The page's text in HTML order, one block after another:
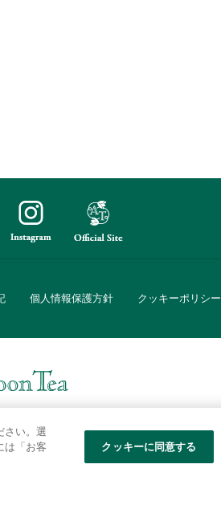
個人情報保護方針 クッキーポリシー
)公式オンラインストアでは、
菓子など、毎日新商品をご用意しています。
りの豊富な商品がラインナップ。
さい。選
は「お客
クッキーに同意する